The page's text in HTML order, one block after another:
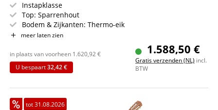
Instapklasse
Top: Sparrenhout
Bodem & Zijkanten: Thermo-eik
Toets/Hals: Grenadill / Thermo-els/Grenadill
Kleur & Afwerking: Naturel, openporig mat
meer laten zien
1.588,50 €
Gratis verzenden (NL) incl.
BTW
in plaats van voorheen 1.620,92€
U bespaart32,42 €
tot 31.08.2026